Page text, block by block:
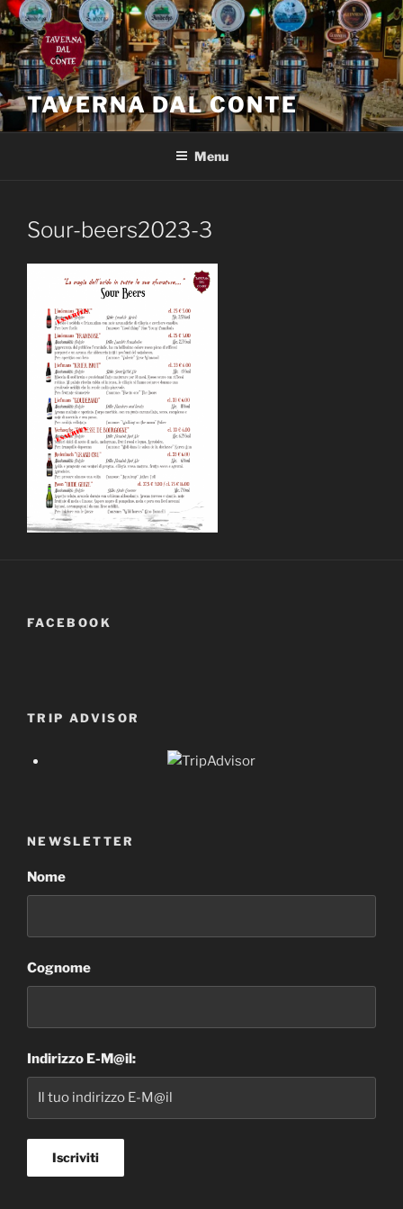
Salta
al
contenuto
TAVERNA DAL CONTE
Menu
Sour-beers2023-3
FACEBOOK
TRIP ADVISOR
NEWSLETTER
Nome
Cognome
Indirizzo E-M@il: